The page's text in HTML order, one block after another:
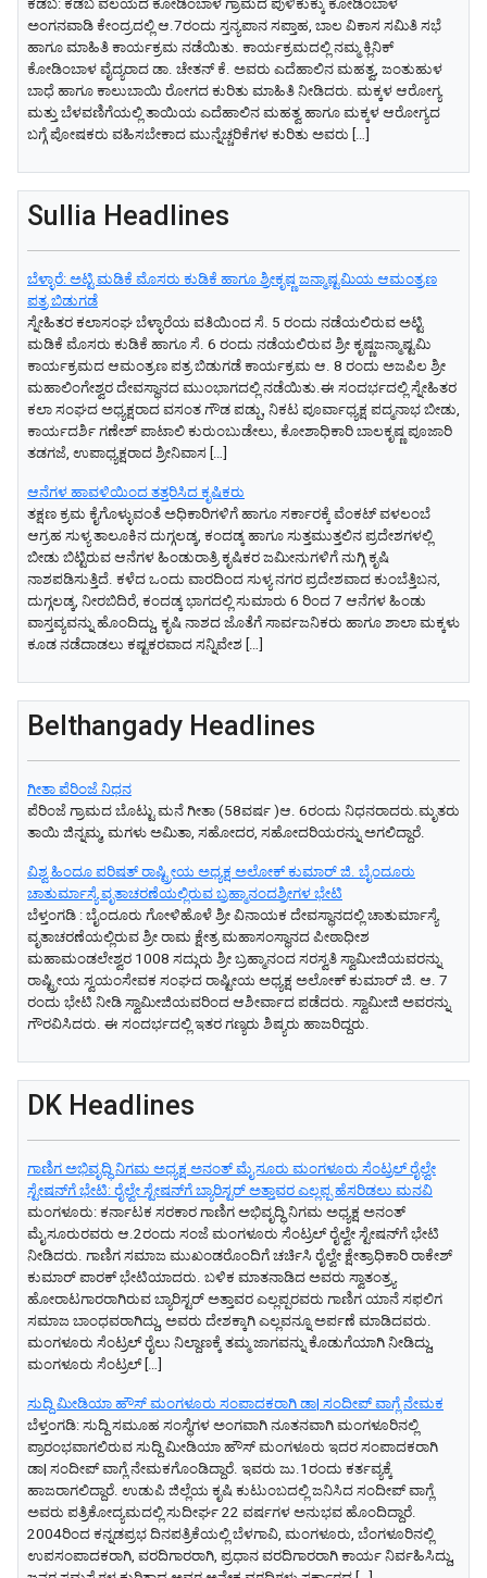
ಕಡಬ: ಕಡಬ ವಲಯದ ಕೋಡಿಂಬಾಳ ಗ್ರಾಮದ ಪುಳಿಕುಕ್ಕು ಕೋಡಿಂಬಾಳ
ಅಂಗನವಾಡಿ ಕೇಂದ್ರದಲ್ಲಿ ಆ.7ರಂದು ಸ್ತನ್ಯಪಾನ ಸಪ್ತಾಹ, ಬಾಲ ವಿಕಾಸ ಸಮಿತಿ ಸಭೆ
ಹಾಗೂ ಮಾಹಿತಿ ಕಾರ್ಯಕ್ರಮ ನಡೆಯಿತು. ಕಾರ್ಯಕ್ರಮದಲ್ಲಿ ನಮ್ಮ ಕ್ಲಿನಿಕ್
ಕೋಡಿಂಬಾಳ ವೈದ್ಯರಾದ ಡಾ. ಚೇತನ್ ಕೆ. ಅವರು ಎದೆಹಾಲಿನ ಮಹತ್ವ, ಜಂತುಹುಳ
ಬಾಧೆ ಹಾಗೂ ಕಾಲುಬಾಯಿ ರೋಗದ ಕುರಿತು ಮಾಹಿತಿ ನೀಡಿದರು. ಮಕ್ಕಳ ಆರೋಗ್ಯ
ಮತ್ತು ಬೆಳವಣಿಗೆಯಲ್ಲಿ ತಾಯಿಯ ಎದೆಹಾಲಿನ ಮಹತ್ವ ಹಾಗೂ ಮಕ್ಕಳ ಆರೋಗ್ಯದ
ಬಗ್ಗೆ ಪೋಷಕರು ವಹಿಸಬೇಕಾದ ಮುನ್ನೆಚ್ಚರಿಕೆಗಳ ಕುರಿತು ಅವರು […]
Sullia Headlines
ಬೆಳ್ಳಾರೆ: ಅಟ್ಟಿ ಮಡಿಕೆ ಮೊಸರು ಕುಡಿಕೆ ಹಾಗೂ ಶ್ರೀಕೃಷ್ಣ ಜನ್ಮಾಷ್ಟಮಿಯ ಆಮಂತ್ರಣ
ಪತ್ರ ಬಿಡುಗಡೆ
ಸ್ನೇಹಿತರ ಕಲಾಸಂಘ ಬೆಳ್ಳಾರೆಯ ವತಿಯಿಂದ ಸೆ. 5 ರಂದು ನಡೆಯಲಿರುವ ಅಟ್ಟಿ
ಮಡಿಕೆ ಮೊಸರು ಕುಡಿಕೆ ಹಾಗೂ ಸೆ. 6 ರಂದು ನಡೆಯಲಿರುವ ಶ್ರೀ ಕೃಷ್ಣಜನ್ಮಾಷ್ಟಮಿ
ಕಾರ್ಯಕ್ರಮದ ಆಮಂತ್ರಣ ಪತ್ರ ಬಿಡುಗಡೆ ಕಾರ್ಯಕ್ರಮ ಆ. 8 ರಂದು ಅಜಪಿಲ ಶ್ರೀ
ಮಹಾಲಿಂಗೇಶ್ವರ ದೇವಸ್ಥಾನದ ಮುಂಭಾಗದಲ್ಲಿ ನಡೆಯಿತು.ಈ ಸಂದರ್ಭದಲ್ಲಿ ಸ್ನೇಹಿತರ
ಕಲಾ ಸಂಘದ ಅಧ್ಯಕ್ಷರಾದ ವಸಂತ ಗೌಡ ಪಡ್ಪು, ನಿಕಟ ಪೂರ್ವಾಧ್ಯಕ್ಷ ಪದ್ಮನಾಭ ಬೀಡು,
ಕಾರ್ಯದರ್ಶಿ ಗಣೇಶ್ ಪಾಟಾಲಿ ಕುರುಂಬುಡೇಲು, ಕೋಶಾಧಿಕಾರಿ ಬಾಲಕೃಷ್ಣ ಪೂಜಾರಿ
ತಡಗಜೆ, ಉಪಾಧ್ಯಕ್ಷರಾದ ಶ್ರೀನಿವಾಸ […]
ಆನೆಗಳ ಹಾವಳಿಯಿಂದ ತತ್ತರಿಸಿದ ಕೃಷಿಕರು
ತಕ್ಷಣ ಕ್ರಮ ಕೈಗೊಳ್ಳುವಂತೆ ಅಧಿಕಾರಿಗಳಿಗೆ ಹಾಗೂ ಸರ್ಕಾರಕ್ಕೆ ವೆಂಕಟ್‌ ವಳಲಂಬೆ
ಆಗ್ರಹ ಸುಳ್ಯ ತಾಲೂಕಿನ ದುಗ್ಗಲಡ್ಕ, ಕಂದಡ್ಕ ಹಾಗೂ ಸುತ್ತಮುತ್ತಲಿನ ಪ್ರದೇಶಗಳಲ್ಲಿ
ಬೀಡು ಬಿಟ್ಟಿರುವ ಆನೆಗಳ ಹಿಂಡುರಾತ್ರಿ ಕೃಷಿಕರ ಜಮೀನುಗಳಿಗೆ ನುಗ್ಗಿ ಕೃಷಿ
ನಾಶಪಡಿಸುತ್ತಿದೆ. ಕಳೆದ ಒಂದು ವಾರದಿಂದ ಸುಳ್ಯ ನಗರ ಪ್ರದೇಶವಾದ ಕುಂಬೆತ್ತಿಬನ,
ದುಗ್ಗಲಡ್ಕ, ನೀರಬಿದಿರೆ, ಕಂದಡ್ಕ ಭಾಗದಲ್ಲಿ ಸುಮಾರು 6 ರಿಂದ 7 ಆನೆಗಳ ಹಿಂಡು
ವಾಸ್ತವ್ಯವನ್ನು ಹೊಂದಿದ್ದು, ಕೃಷಿ ನಾಶದ ಜೊತೆಗೆ ಸಾರ್ವಜನಿಕರು ಹಾಗೂ ಶಾಲಾ ಮಕ್ಕಳು
ಕೂಡ ನಡೆದಾಡಲು ಕಷ್ಟಕರವಾದ ಸನ್ನಿವೇಶ […]
Belthangady Headlines
ಗೀತಾ ಪೆರಿಂಜೆ ನಿಧನ
ಪೆರಿಂಜೆ ಗ್ರಾಮದ ಬೊಟ್ಟು ಮನೆ ಗೀತಾ (58ವರ್ಷ )ಆ. 6ರಂದು ನಿಧನರಾದರು.ಮೃತರು
ತಾಯಿ ಜಿನ್ನಮ್ಮ, ಮಗಳು ಅಮಿತಾ, ಸಹೋದರ, ಸಹೋದರಿಯರನ್ನು ಅಗಲಿದ್ದಾರೆ.
ವಿಶ್ವ ಹಿಂದೂ ಪರಿಷತ್ ರಾಷ್ಟ್ರೀಯ ಅಧ್ಯಕ್ಷ ಅಲೋಕ್ ಕುಮಾರ್ ಜಿ. ಬೈಂದೂರು
ಚಾತುರ್ಮಾಸ್ಯೆ ವೃತಾಚರಣೆಯಲ್ಲಿರುವ ಬ್ರಹ್ಮಾನಂದಶ್ರೀಗಳ ಭೇಟಿ
ಬೆಳ್ತಂಗಡಿ : ಬೈಂದೂರು ಗೋಳಿಹೊಳೆ ಶ್ರೀ ವಿನಾಯಕ ದೇವಸ್ಥಾನದಲ್ಲಿ ಚಾತುರ್ಮಾಸ್ಯೆ
ವೃತಾಚರಣೆಯಲ್ಲಿರುವ ಶ್ರೀ ರಾಮ ಕ್ಷೇತ್ರ ಮಹಾಸಂಸ್ಥಾನದ ಪೀಠಾಧೀಶ
ಮಹಾಮಂಡಲೇಶ್ವರ 1008 ಸದ್ಗುರು ಶ್ರೀ ಬ್ರಹ್ಮಾನಂದ ಸರಸ್ವತಿ ಸ್ವಾಮೀಜಿಯವರನ್ನು
ರಾಷ್ಟ್ರೀಯ ಸ್ವಯಂಸೇವಕ ಸಂಘದ ರಾಷ್ಟೀಯ ಅಧ್ಯಕ್ಷ ಅಲೋಕ್ ಕುಮಾರ್ ಜಿ. ಆ. 7
ರಂದು ಭೇಟಿ ನೀಡಿ ಸ್ವಾಮೀಜಿಯವರಿಂದ ಆಶೀರ್ವಾದ ಪಡೆದರು. ಸ್ವಾಮೀಜಿ ಅವರನ್ನು
ಗೌರವಿಸಿದರು. ಈ ಸಂದರ್ಭದಲ್ಲಿ ಇತರ ಗಣ್ಯರು ಶಿಷ್ಯರು ಹಾಜರಿದ್ದರು.
DK Headlines
ಗಾಣಿಗ ಅಭಿವೃದ್ಧಿ ನಿಗಮ ಅಧ್ಯಕ್ಷ‌ ಅನಂತ್‌ ಮೈಸೂರು ಮಂಗಳೂರು ಸೆಂಟ್ರಲ್‌ ರೈಲ್ವೇ
ಸ್ಟೇಷನ್‌ಗೆ ಭೇಟಿ: ರೈಲ್ವೇ ಸ್ಟೇಷನ್‌ಗೆ ಬ್ಯಾರಿಸ್ಟರ್‌ ಅತ್ತಾವರ ಎಲ್ಲಪ್ಪ ಹೆಸರಿಡಲು ಮನವಿ
ಮಂಗಳೂರು: ಕರ್ನಾಟಕ ಸರಕಾರ ಗಾಣಿಗ ಅಭಿವೃದ್ಧಿ ನಿಗಮ ಅಧ್ಯಕ್ಷ‌ ಅನಂತ್‌
ಮೈಸೂರುರವರು ಆ.2ರಂದು ಸಂಜೆ ಮಂಗಳೂರು ಸೆಂಟ್ರಲ್‌ ರೈಲ್ವೇ ಸ್ಟೇಷನ್‌ಗೆ ಭೇಟಿ
ನೀಡಿದರು. ಗಾಣಿಗ ಸಮಾಜ ಮುಖಂಡರೊಂದಿಗೆ ಚರ್ಚಿಸಿ ರೈಲ್ವೇ ಕ್ಷೇತ್ರಾಧಿಕಾರಿ ರಾಕೇಶ್‌
ಕುಮಾರ್‌ ಪಾರಕ್‌ ಭೇಟಿಯಾದರು. ಬಳಿಕ ಮಾತನಾಡಿದ ಅವರು ಸ್ವಾತಂತ್ರ್ಯ
ಹೋರಾಟಗಾರರಾಗಿರುವ ಬ್ಯಾರಿಸ್ಟರ್‌ ಅತ್ತಾವರ ಎಲ್ಲಪ್ಪರವರು ಗಾಣಿಗ ಯಾನೆ ಸಫಲಿಗ
ಸಮಾಜ ಬಾಂಧವರಾಗಿದ್ದು, ಅವರು ದೇಶಕ್ಕಾಗಿ ಎಲ್ಲವನ್ನೂ ಅರ್ಪಣೆ ಮಾಡಿದವರು.
ಮಂಗಳೂರು ಸೆಂಟ್ರಲ್‌ ರೈಲು ನಿಲ್ದಾಣಕ್ಕೆ ತಮ್ಮ ಜಾಗವನ್ನು ಕೊಡುಗೆಯಾಗಿ ನೀಡಿದ್ದು,
ಮಂಗಳೂರು ಸೆಂಟ್ರಲ್‌ […]
ಸುದ್ದಿ ಮೀಡಿಯಾ ಹೌಸ್ ಮಂಗಳೂರು ಸಂಪಾದಕರಾಗಿ ಡಾ| ಸಂದೀಪ್ ವಾಗ್ಲೆ ನೇಮಕ
ಬೆಳ್ತಂಗಡಿ: ಸುದ್ದಿ ಸಮೂಹ ಸಂಸ್ಥೆಗಳ ಅಂಗವಾಗಿ ನೂತನವಾಗಿ ಮಂಗಳೂರಿನಲ್ಲಿ
ಪ್ರಾರಂಭವಾಗಲಿರುವ ಸುದ್ದಿ ಮೀಡಿಯಾ ಹೌಸ್ ಮಂಗಳೂರು ಇದರ ಸಂಪಾದಕರಾಗಿ
ಡಾ| ಸಂದೀಪ್ ವಾಗ್ಲೆ ನೇಮಕಗೊಂಡಿದ್ದಾರೆ. ಇವರು ಜು.1ರಂದು ಕರ್ತವ್ಯಕ್ಕೆ
ಹಾಜರಾಗಲಿದ್ದಾರೆ. ಉಡುಪಿ ಜಿಲ್ಲೆಯ ಕೃಷಿ ಕುಟುಂಬದಲ್ಲಿ ಜನಿಸಿದ ಸಂದೀಪ್ ವಾಗ್ಲೆ
ಅವರು ಪತ್ರಿಕೋದ್ಯಮದಲ್ಲಿ ಸುದೀರ್ಘ 22 ವರ್ಷಗಳ ಅನುಭವ ಹೊಂದಿದ್ದಾರೆ.
2004ರಿಂದ ಕನ್ನಡಪ್ರಭ ದಿನಪತ್ರಿಕೆಯಲ್ಲಿ ಬೆಳಗಾವಿ, ಮಂಗಳೂರು, ಬೆಂಗಳೂರಿನಲ್ಲಿ
ಉಪಸಂಪಾದಕರಾಗಿ, ವರದಿಗಾರರಾಗಿ, ಪ್ರಧಾನ ವರದಿಗಾರರಾಗಿ ಕಾರ್ಯ ನಿರ್ವಹಿಸಿದ್ದು,